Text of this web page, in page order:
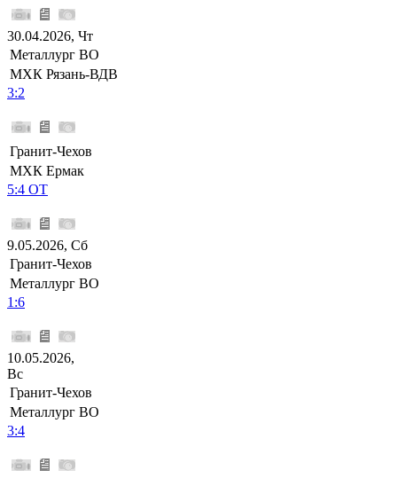
30.04.2026, Чт
Металлург ВО
МХК Рязань-ВДВ
3:2
Гранит-Чехов
МХК Ермак
5:4 ОТ
9.05.2026, Сб
Гранит-Чехов
Металлург ВО
1:6
10.05.2026,
Вс
Гранит-Чехов
Металлург ВО
3:4